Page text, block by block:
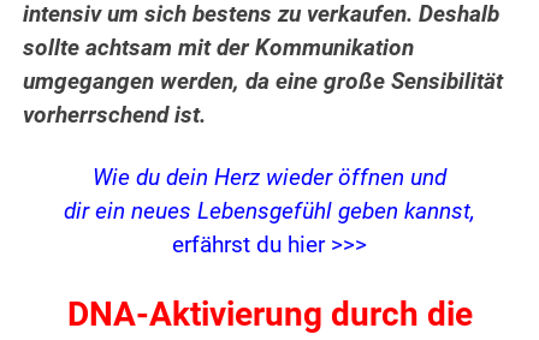
intensiv um sich bestens zu verkaufen. Deshalb
sollte achtsam mit der Kommunikation
umgegangen werden, da eine große Sensibilität
vorherrschend ist.
Wie du dein Herz wieder öffnen und
dir ein neues Lebensgefühl geben kannst,
erfährst du hier >>>
DNA-Aktivierung durch die